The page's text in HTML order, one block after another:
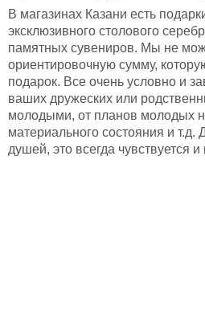
В магазинах Казани есть
эксклюзивного столового
памятных сувениров. Мы не
ориентировочную сумму,
подарок. Все очень условно и
ваших дружеских или
молодыми, от планов молодых
материального состояния и т.д.
душей, это всегда чувствуется